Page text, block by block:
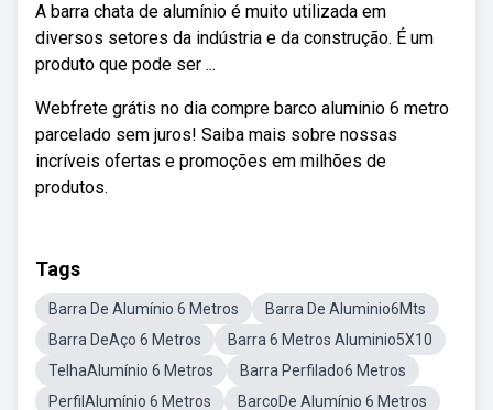
A barra chata de alumínio é muito utilizada em
diversos setores da indústria e da construção. É um
produto que pode ser ...
Webfrete grátis no dia compre barco aluminio 6 metro
parcelado sem juros! Saiba mais sobre nossas
incríveis ofertas e promoções em milhões de
produtos.
Tags
Barra De Alumínio 6 Metros
Barra De Aluminio6Mts
Barra DeAço 6 Metros
Barra 6 Metros Aluminio5X10
TelhaAlumínio 6 Metros
Barra Perfilado6 Metros
PerfilAlumínio 6 Metros
BarcoDe Alumínio 6 Metros